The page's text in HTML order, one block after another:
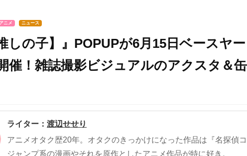
アニメ ニュース
しの子】』POPUPが6月15日ベースヤ
催！雑誌撮影ビジュアルのアクスタ＆
ライター： 渡辺せせり
アニメオタク歴20年。オタクのきっかけになった作品は『名探偵コ
ジャンプ系の漫画やそれを原作としたアニメ作品が特に好き。